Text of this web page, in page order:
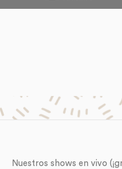
Nuestros shows en vivo